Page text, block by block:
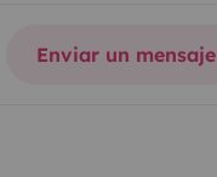
Enviar un mensaje